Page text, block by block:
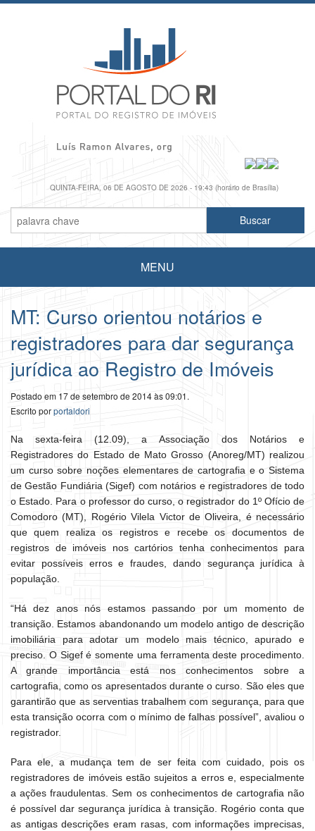
QUINTA-FEIRA, 06 DE AGOSTO DE 2026 - 19:43 (horário de Brasília)
MENU
MT: Curso orientou notários e
registradores para dar segurança
jurídica ao Registro de Imóveis
Postado em 17 de setembro de 2014 às 09:01.
Escrito porportaldori
Na sexta-feira (12.09), a Associação dos Notários e
Registradores do Estado de Mato Grosso (Anoreg/MT) realizou
um curso sobre noções elementares de cartografia e o Sistema
de Gestão Fundiária (Sigef) com notários e registradores de todo
o Estado. Para o professor do curso, o registrador do 1º Ofício de
Comodoro (MT), Rogério Vilela Victor de Oliveira, é necessário
que quem realiza os registros e recebe os documentos de
registros de imóveis nos cartórios tenha conhecimentos para
evitar possíveis erros e fraudes, dando segurança jurídica à
população.
“Há dez anos nós estamos passando por um momento de
transição. Estamos abandonando um modelo antigo de descrição
imobiliária para adotar um modelo mais técnico, apurado e
preciso. O Sigef é somente uma ferramenta deste procedimento.
A grande importância está nos conhecimentos sobre a
cartografia, como os apresentados durante o curso. São eles que
garantirão que as serventias trabalhem com segurança, para que
esta transição ocorra com o mínimo de falhas possível”, avaliou o
registrador.
Para ele, a mudança tem de ser feita com cuidado, pois os
registradores de imóveis estão sujeitos a erros e, especialmente
a ações fraudulentas. Sem os conhecimentos de cartografia não
é possível dar segurança jurídica à transição. Rogério conta que
as antigas descrições eram rasas, com informações imprecisas,